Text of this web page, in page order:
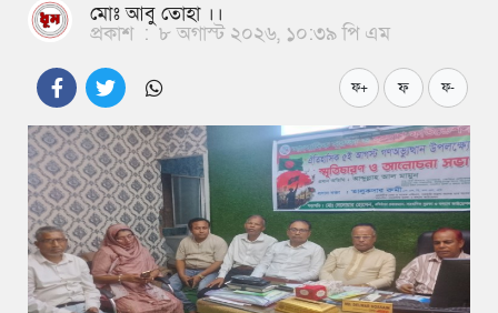
মোঃ আবু তোহা ।।
প্রকাশ : ৮ অগাস্ট ২০২৬, ১০:৩৯ পি এম
ফ+ ফ ফ-